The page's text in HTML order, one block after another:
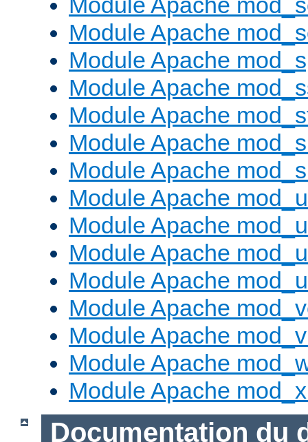
Module Apache
Module Apache
Module Apache
Module Apache
Module Apache
Module Apache
Module Apache
Module Apache
Module Apache
Module Apache
Module Apache
Module Apache
Module Apache
Module Apache
Documentation du